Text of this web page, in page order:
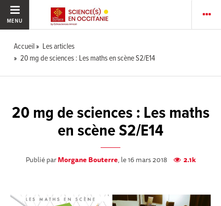
MENU
Accueil
Les articles
20 mg de sciences : Les maths en scène S2/E14
20 mg de sciences : Les maths
en scène S2/E14
Publié parMorgane Bouterre, le 16 mars 2018 2.1k